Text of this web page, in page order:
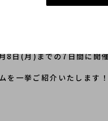
ラーも10％OFF対象
8日(月)までの7日間に開
を一挙ご紹介いたします！